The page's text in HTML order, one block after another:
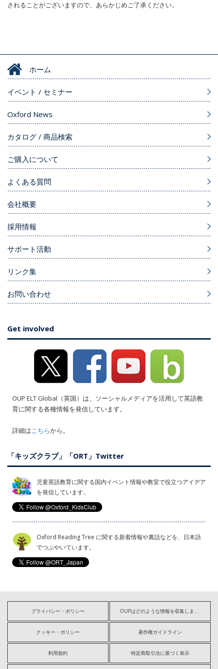
されることがございますので、あらかじめご了承ください。
ホーム
イベント / セミナー
Oxford News
カタログ / 商品検索
ご購入について
よくある質問
会社概要
採用情報
サポート活動
リンク集
お問い合わせ
Get involved
OUP ELT Global（英国）は、ソーシャルメディアを活用して英語教
育に関する各種情報を発信しています。
詳細はこちらから。
「キッズクラブ」「ORT」Twitter
児童英語教育に関する国内イベント情報や教室で役立つアイデア
を発信しています。
Oxford Reading Tree に関する新着情報や裏話などを、日本語
でつぶやいています。
プライバシー・ポリシー OUPはどのような情報を収集しますか?
クッキー・ポリシー 著作権ガイドライン
利用規約 特定商取引法に基づく表示